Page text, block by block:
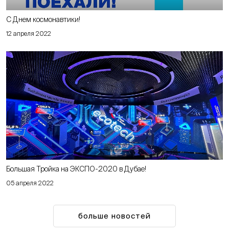
12 апреля 2022
С Днем космонавтики!
05 апреля 2022
Большая Тройка на ЭКСПО-2020 в Дубае!
больше новостей